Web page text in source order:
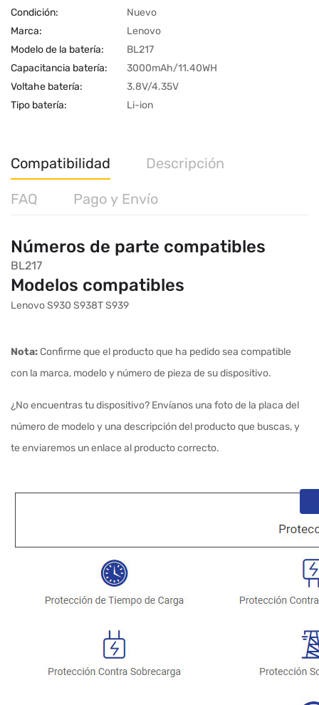
Condición:
Nuevo
Marca:
Lenovo
Modelo de la batería:
BL217
Capacitancia batería:
3000mAh/11.40WH
Voltahe batería:
3.8V/4.35V
Tipo batería:
Li-ion
Compatibilidad Descripción
FAQ Pago y Envío
Números de parte compatibles
BL217
Modelos compatibles
Lenovo S930 S938T S939
Nota:Confirme que el producto que ha pedido sea compatible
con la marca, modelo y número de pieza de su dispositivo.
¿No encuentras tu dispositivo? Envíanos una foto de la placa del
número de modelo y una descripción del producto que buscas, y
te enviaremos un enlace al producto correcto.